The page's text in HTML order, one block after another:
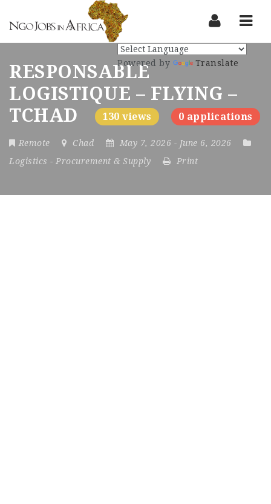
RESPONSABLE
LOGISTIQUE – FLYING –
TCHAD
130 views 0 applications
Remote Chad May 7, 2026 - June 6, 2026
Logistics - Procurement & Supply Print
Powered by Translate